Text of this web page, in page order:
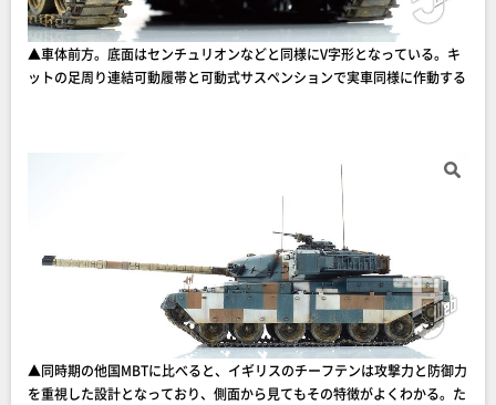
▲車体前方。底面はセンチュリオンなどと同様にV字形となっている。キ
ットの足周り連結可動履帯と可動式サスペンションで実車同様に作動する
▲同時期の他国MBTに比べると、イギリスのチーフテンは攻撃力と防御力
を重視した設計となっており、側面から見てもその特徴がよくわかる。た